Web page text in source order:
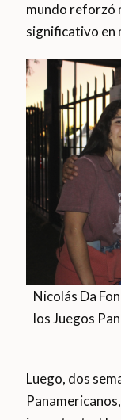
mundo reforzó
significativo en
Nicolás Da
los Juegos
Luego, dos